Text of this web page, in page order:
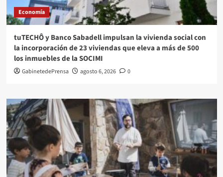
Economía
tuTECHÔ y Banco Sabadell impulsan la vivienda social con
la incorporación de 23 viviendas que eleva a más de 500
los inmuebles de la SOCIMI
GabinetedePrensa agosto 6, 2026 0